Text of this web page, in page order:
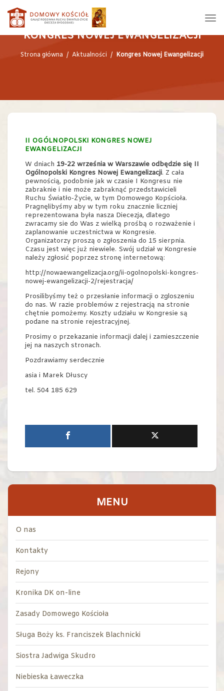
KONGRES NOWEJ EWANGELIZACJI
Strona główna / Aktualności / Kongres Nowej Ewangelizacji
II OGÓLNOPOLSKI KONGRES NOWEJ
EWANGELIZACJI
W dniach 19-22 września w Warszawie odbędzie się II
Ogólnopolski Kongres Nowej Ewangelizacji. Z cała
pewnością, podobnie jak w czasie I Kongresu nie
zabraknie i nie może zabraknąć przedstawicieli
Ruchu Światło-Życie, w tym Domowego Kopścioła.
Pragnęlibyśmy aby w tym roku znacznie liczniej
reprezentowana była nasza Diecezja, dlatego
zwracamy sie do Was z wielką prośbą o rozważenie i
zaplanowanie uczestnictwa w Kongresie.
Organizatorzy proszą o zgłoszenia do 15 sierpnia.
Czasu jest więc już niewiele. Swój udział w Kongresie
należy zgłosić poprzez stronę internetową:
http://nowaewangelizacja.org/ii-ogolnopolski-kongres-
nowej-ewangelizacji-2/rejestracja/
Prosilibyśmy też o przesłanie informacji o zgloszeniu
do nas. W razie problemów z rejestracją na stronie
chętnie pomożemy. Koszty udziału w Kongresie są
podane na stronie rejestracyjnej.
Prosimy o przekazanie informacji dalej i zamieszczenie
jej na naszych stronach.
Pozdrawiamy serdecznie
asia i Marek Dłuscy
tel. 504 185 629
MENU
O nas
Kontakty
Rejony
Kronika DK on-line
Zasady Domowego Kościoła
Sługa Boży ks. Franciszek Blachnicki
Siostra Jadwiga Skudro
Niebieska Ławeczka